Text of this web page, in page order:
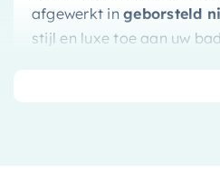
afgewerkt ingeborsteld
stijl en luxe toe aan uw
Als onderdeel van de
perfect past bij elke